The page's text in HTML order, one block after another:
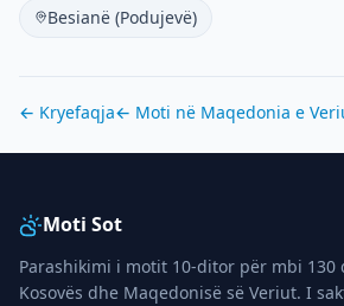
Besianë (Podujevë)
← Kryefaqja← Moti në Maqedonia e
Moti Sot
Parashikimi i motit 10-ditor për mbi 130
Kosovës dhe Maqedonisë së Veriut. I